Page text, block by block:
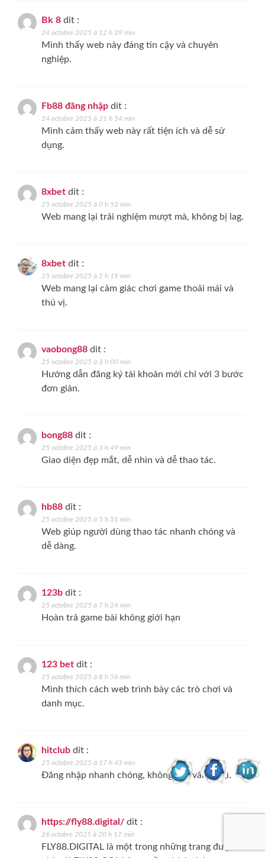
Bk 8 dit :
24 octobre 2025 à 12 h 39 min
Mình thấy web này đáng tin cậy và chuyên
nghiệp.
Fb88 đăng nhập dit :
24 octobre 2025 à 21 h 54 min
Mình cảm thấy web này rất tiện ích và dễ sử
dụng.
8xbet dit :
25 octobre 2025 à 0 h 52 min
Web mang lại trải nghiệm mượt mà, không bị lag.
8xbet dit :
25 octobre 2025 à 2 h 19 min
Web mang lại cảm giác chơi game thoải mái và
thú vị.
vaobong88 dit :
25 octobre 2025 à 3 h 00 min
Hướng dẫn đăng ký tài khoản mới chỉ với 3 bước
đơn giản.
bong88 dit :
25 octobre 2025 à 3 h 49 min
Giao diện đẹp mắt, dễ nhìn và dễ thao tác.
hb88 dit :
25 octobre 2025 à 5 h 51 min
Web giúp người dùng thao tác nhanh chóng và
dễ dàng.
123b dit :
25 octobre 2025 à 7 h 24 min
Hoàn trả game bài không giới hạn
123 bet dit :
25 octobre 2025 à 8 h 56 min
Mình thích cách web trình bày các trò chơi và
danh mục.
hitclub dit :
25 octobre 2025 à 17 h 43 min
Đăng nhập nhanh chóng, không gặp vấn đề gì.
https://fly88.digital/ dit :
26 octobre 2025 à 20 h 17 min
FLY88.DIGITAL là một trong những trang được